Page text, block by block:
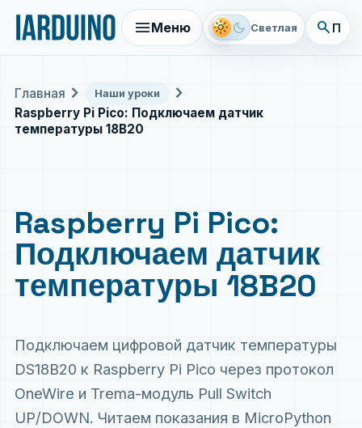
menuМеню light_mode dark_mode Светлая search
Главная chevron_right Наши уроки chevron_right
Raspberry Pi Pico: Подключаем датчик
температуры 18B20
Raspberry Pi Pico:
Подключаем датчик
температуры 18B20
Подключаем цифровой датчик температуры
DS18B20 к Raspberry Pi Pico через протокол
OneWire и Trema-модуль Pull Switch
UP/DOWN. Читаем показания в MicroPython